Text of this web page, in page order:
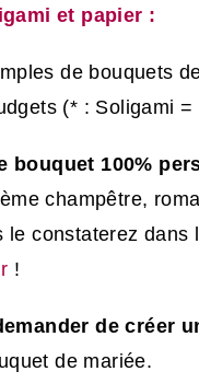
et papier :
de bouquets
(* : Soligami =
bouquet 100%
champêtre,
constaterez dans
!
de créer
de mariée.